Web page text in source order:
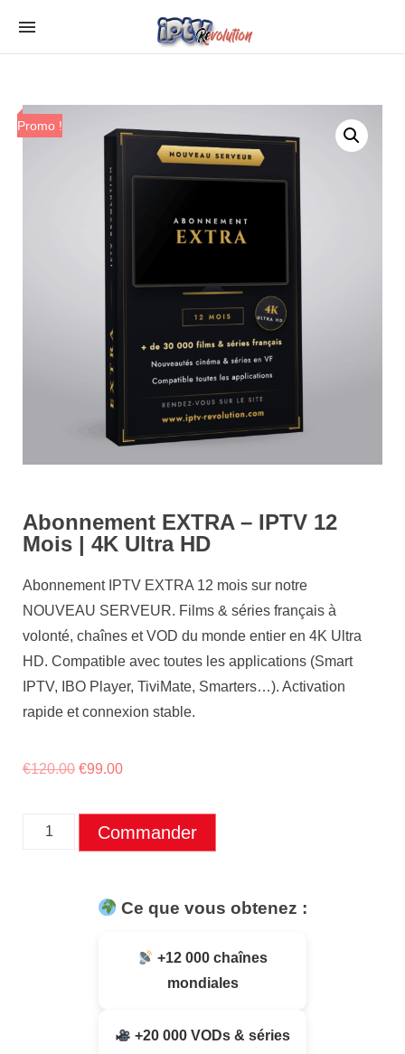
Promo !
Abonnement EXTRA – IPTV 12
Mois | 4K Ultra HD
Abonnement IPTV EXTRA 12 mois sur notre
NOUVEAU SERVEUR. Films & séries français à
volonté, chaînes et VOD du monde entier en 4K Ultra
HD. Compatible avec toutes les applications (Smart
IPTV, IBO Player, TiviMate, Smarters…). Activation
rapide et connexion stable.
€120.00 €99.00
Commander
Ce que vous obtenez :
+12 000 chaînes
mondiales
+20 000 VODs & séries